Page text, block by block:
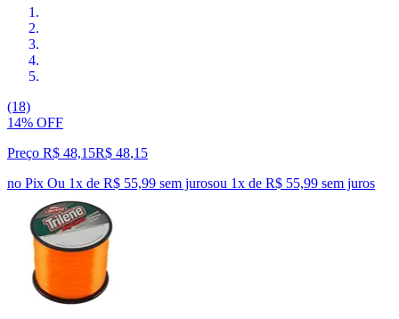
(18)
14% OFF
Preço R$ 48,15R$ 48,15
no Pix Ou 1x de R$ 55,99 sem jurosou 1x de R$ 55,99 sem juros